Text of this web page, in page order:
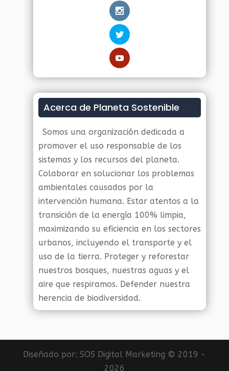
Acerca de Planeta Sostenible
Somos una organización dedicada a
promover el uso responsable de los
sistemas y los recursos del planeta.
Colaborar en solucionar los problemas
ambientales causados por la
intervención humana. Estar atentos a la
transición de la energía 100% limpia,
maximizando su eficiencia en los sectores
urbanos, incluyendo el transporte y el
uso de la tierra. Proteger y reforestar
nuestros bosques, nuestras aguas y el
aire que respiramos. Defender nuestra
herencia de biodiversidad.
Diseñado por:SOS Digital Marketing © 2019 -
2026